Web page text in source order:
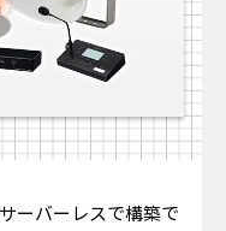
ーバーレスで構築で